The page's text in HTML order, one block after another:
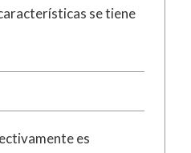
se tiene
es